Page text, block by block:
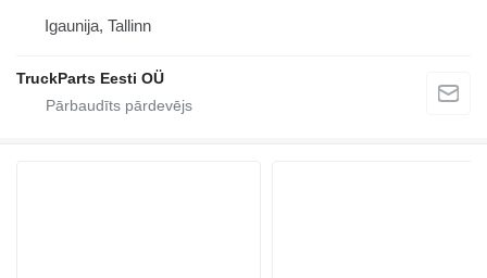
Igaunija, Tallinn
TruckParts Eesti OÜ